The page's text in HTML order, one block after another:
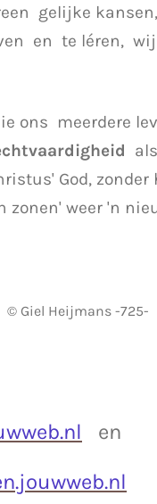
gelijke kansen,
en te léren,
ons meerdere
God,
zonen' weer 'n
© Giel Heijmans -725-
en